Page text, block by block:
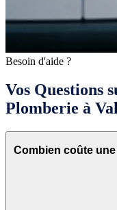
Besoin d'aide ?
Vos Questions
Plomberie à
Combien coûte